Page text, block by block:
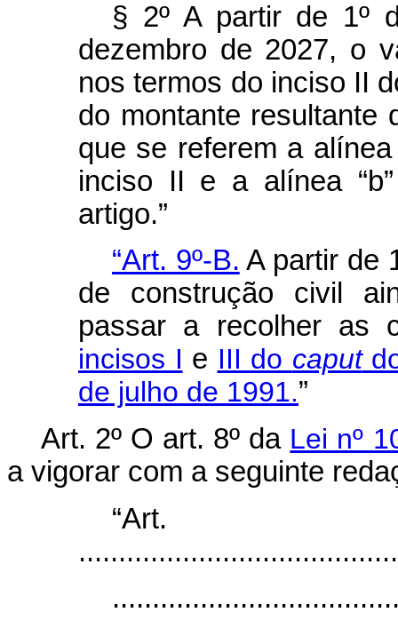
§ 2º A partir de 1º
dezembro de 2027, o
nos termos do inciso II
do montante resultante
que se referem a alínea
inciso II e a alínea
artigo.”
“Art. 9º-B. A partir de
de construção civil
passar a recolher as
incisos I e III do caput
de julho de 1991.”
Art. 2º O art. 8º da Lei nº
a vigorar com a seguinte